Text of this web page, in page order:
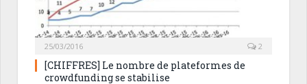
25/03/2016 2
[CHIFFRES] Le nombre de plateformes de
crowdfunding se stabilise